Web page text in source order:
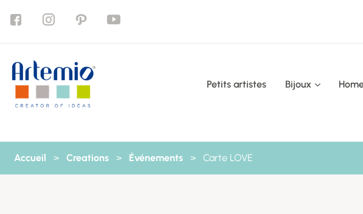
Petits artistes Bijoux
Accueil > Creations > Événements > Carte LOVE